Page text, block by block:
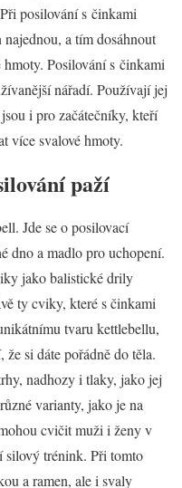
posilování s činkami
a tím dosáhnout
hmoty. Posilování s činkami
nářadí. Používají jej
i pro začátečníky, kteří
více svalové hmoty.
paží
Jde se o posilovací
dno a madlo pro uchopení.
jako balistické drily
ty cviky, které s činkami
tvaru kettlebellu,
si dáte pořádně do těla.
nadhozy i tlaky, jako jej
varianty, jako je na
cvičit muži i ženy v
silový trénink. Při tomto
a ramen, ale i svaly